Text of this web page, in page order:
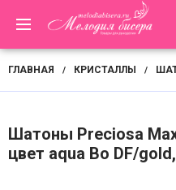
ГЛАВНАЯ / КРИСТАЛЛЫ /
Шатоны Preciosa
цвет aqua Bo DF/